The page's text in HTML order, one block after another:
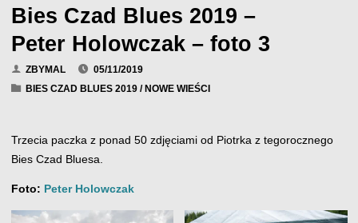
Bies Czad Blues 2019 –
Peter Holowczak – foto 3
ZBYMAL
05/11/2019
BIES CZAD BLUES 2019 / NOWE WIEŚCI
Trzecia paczka z ponad 50 zdjęciami od Piotrka z tegorocznego
Bies Czad Bluesa.
Foto: Peter Holowczak